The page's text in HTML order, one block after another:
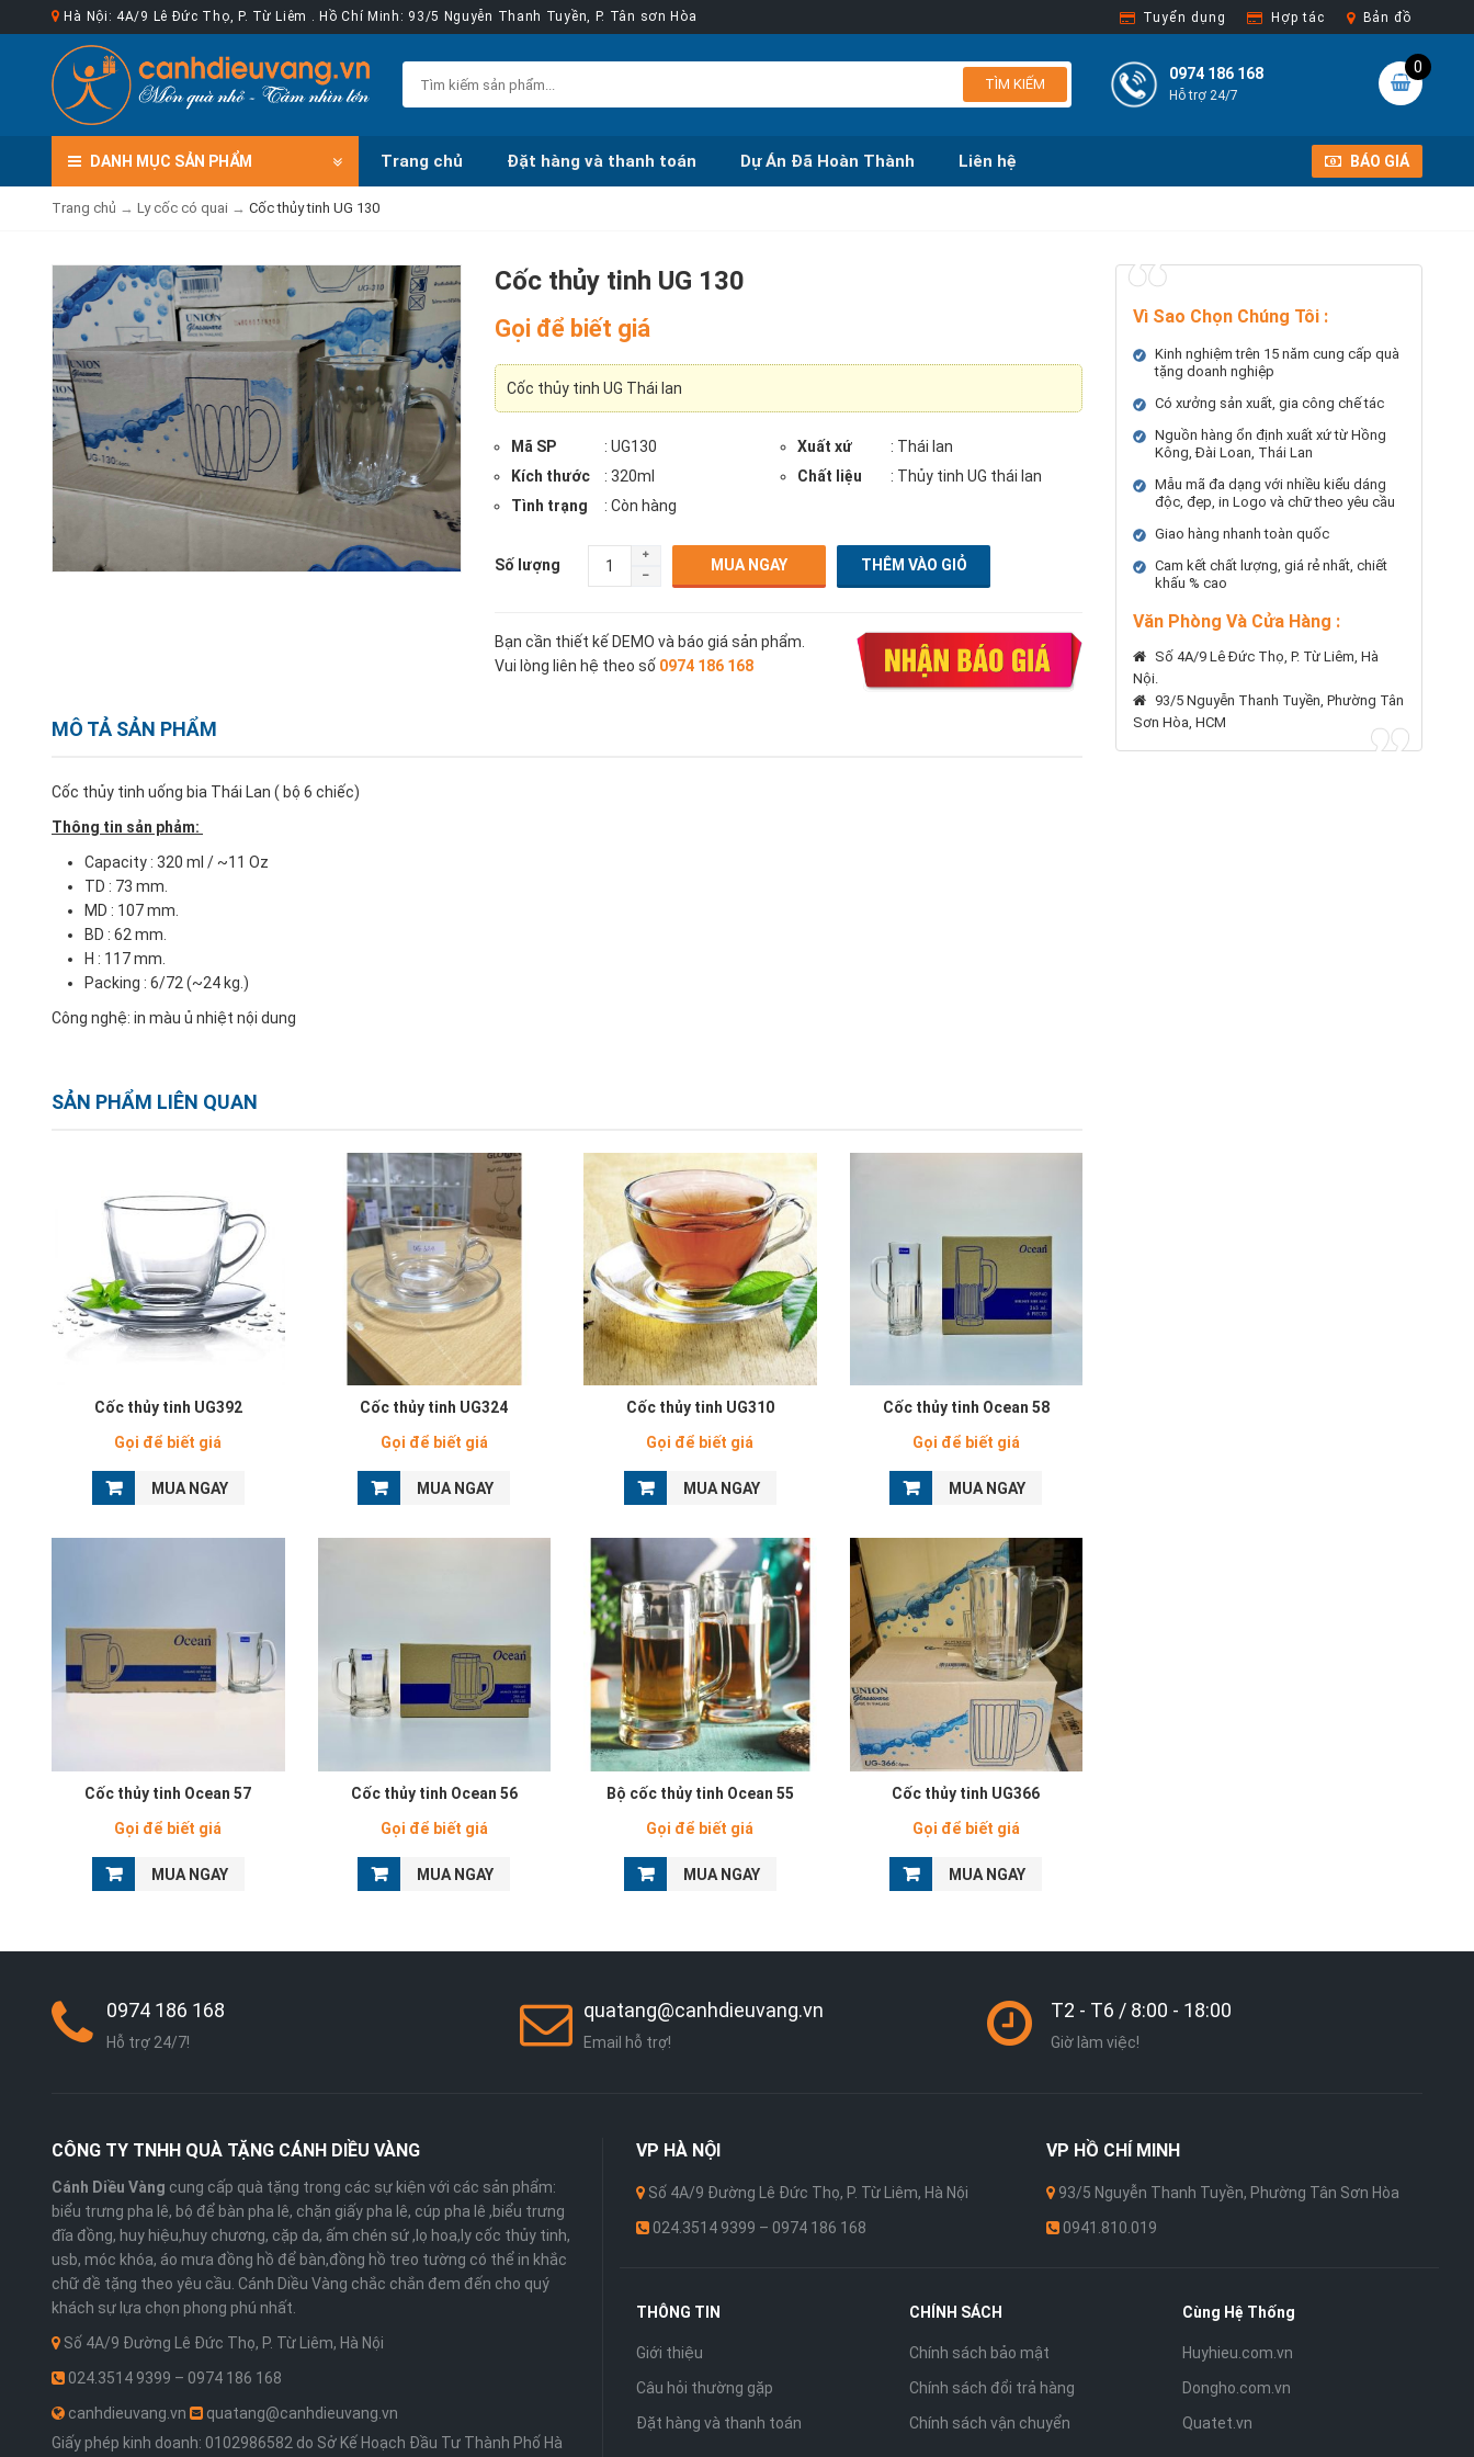
Hà Nội: 4A/9 Lê Đức Thọ, P. Từ Liêm . Hồ Chí Minh: 93/5 Nguyễn Thanh Tuyền, P. Tân sơn Hòa Tuyển dụng Hợp tác Bản đồ
TÌM KIẾM
0
0974 186 168
Hỗ trợ 24/7
DANH MỤC SẢN PHẨM Trang chủ Đặt hàng và thanh toán Dự Án Đã Hoàn Thành Liên hệ BÁO GIÁ
Trang chủ → Ly cốc có quai → Cốc thủy tinh UG 130
Cốc thủy tinh UG 130
Gọi để biết giá
Cốc thủy tinh UG Thái lan
Mã SP : UG130 Xuất xứ
: Thái lan
Kích thước
: 320ml Chất liệu
: Thủy tinh UG thái lan
Tình trạng
: Còn hàng
Số lượng MUA NGAY
Bạn cần thiết kế DEMO và báo giá sản phẩm.
Vui lòng liên hệ theo số 0974 186 168
MÔ TẢ SẢN PHẨM
Cốc thủy tinh uống bia Thái Lan ( bộ 6 chiếc)
Thông tin sản phảm:
Capacity : 320 ml / ~11 Oz
TD : 73 mm.
MD : 107 mm.
BD : 62 mm.
H : 117 mm.
Packing : 6/72 (~24 kg.)
Công nghệ: in màu ủ nhiệt nội dung
SẢN PHẨM LIÊN QUAN
Cốc thủy tinh UG392
Gọi để biết giá
MUA NGAY
Cốc thủy tinh UG324
Gọi để biết giá
MUA NGAY
Cốc thủy tinh UG310
Gọi để biết giá
MUA NGAY
Cốc thủy tinh Ocean 58
Gọi để biết giá
MUA NGAY
Cốc thủy tinh Ocean 57
Gọi để biết giá
MUA NGAY
Cốc thủy tinh Ocean 56
Gọi để biết giá
MUA NGAY
Bộ cốc thủy tinh Ocean 55
Gọi để biết giá
MUA NGAY
Cốc thủy tinh UG366
Gọi để biết giá
MUA NGAY
Vì Sao Chọn Chúng Tôi :
Kinh nghiệm trên 15 năm cung cấp quà
tặng doanh nghiệp
Có xưởng sản xuất, gia công chế tác
Nguồn hàng ổn định xuất xứ từ Hồng
Kông, Đài Loan, Thái Lan
Mẫu mã đa dạng với nhiều kiểu dáng
độc, đẹp, in Logo và chữ theo yêu cầu
Giao hàng nhanh toàn quốc
Cam kết chất lượng, giá rẻ nhất, chiết
khấu % cao
Văn Phòng Và Cửa Hàng :
Số 4A/9 Lê Đức Thọ, P. Từ Liêm, Hà
Nội.
93/5 Nguyễn Thanh Tuyền, Phường Tân
Sơn Hòa, HCM
0974 186 168
Hỗ trợ 24/7!
quatang@canhdieuvang.vn
Email hỗ trợ!
T2 - T6 / 8:00 - 18:00
Giờ làm việc!
CÔNG TY TNHH QUÀ TẶNG CÁNH DIỀU VÀNG
Cánh Diều Vàng cung cấp quà tặng trong các sự kiện với các sản phẩm:
biểu trưng pha lê, bộ để bàn pha lê, chặn giấy pha lê, cúp pha lê ,biểu trưng
đĩa đồng, huy hiệu,huy chương, cặp da, ấm chén sứ ,lọ hoa,ly cốc thủy tinh,
usb, móc khóa, áo mưa đồng hồ để bàn,đồng hồ treo tường có thể in khắc
chữ đề tặng theo yêu cầu. Cánh Diều Vàng chắc chắn đem đến cho quý
khách sự lựa chọn phong phú nhất.
Số 4A/9 Đường Lê Đức Thọ, P. Từ Liêm, Hà Nội
024.3514 9399 – 0974 186 168
canhdieuvang.vn
quatang@canhdieuvang.vn
Giấy phép kinh doanh: 0102986582 do Sở Kế Hoạch Đầu Tư Thành Phố Hà
VP HÀ NỘI
Số 4A/9 Đường Lê Đức Thọ, P. Từ Liêm, Hà Nội
024.3514 9399 – 0974 186 168
VP HỒ CHÍ MINH
93/5 Nguyễn Thanh Tuyền, Phường Tân Sơn Hòa
0941.810.019
THÔNG TIN
Giới thiệu
Câu hỏi thường gặp
Đặt hàng và thanh toán
CHÍNH SÁCH
Chính sách bảo mật
Chính sách đổi trả hàng
Chính sách vận chuyển
Cùng Hệ Thống
Huyhieu.com.vn
Dongho.com.vn
Quatet.vn